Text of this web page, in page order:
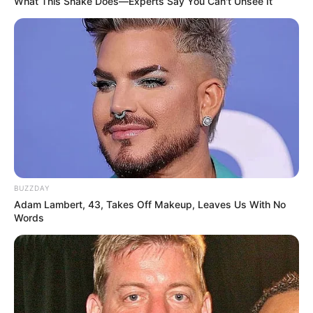
Ambyar! 10 Kalimat Baper
Pakai Bahasa Jawa Ini Bikin
Fail! 10 Potret Makanan Gagal
Dimasak yang Bikin Kamu
Nggak Selera
BUZZDAY
Adam Lambert, 43, Takes Off Makeup, Leaves Us With No
Words